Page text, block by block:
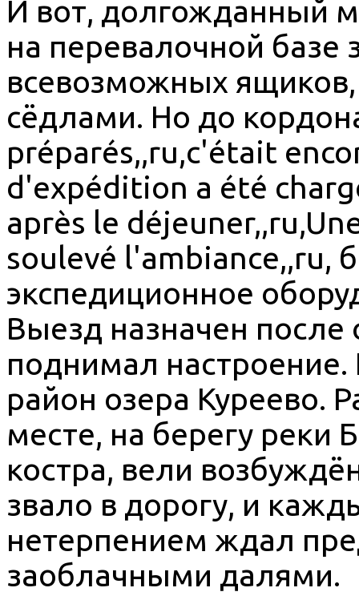
И вот, долгожданный
на перевалочной базе
всевозможных
сёдлами. Но до
préparés,,ru,c'était
d'expédition a été
après le
soulevé l'ambiance,,ru,
экспедиционное
Выезд назначен
поднимал настроение.
район озера Куреево.
месте, на берегу реки
костра, вели
звало в дорогу, и
нетерпением ждал
заоблачными далями.